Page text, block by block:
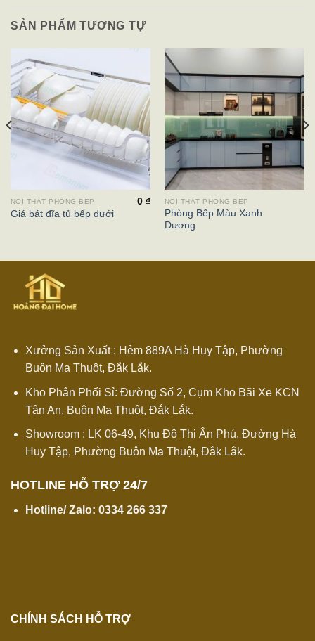
SẢN PHẨM TƯƠNG TỰ
NỘI THẤT PHÒNG BẾP
Giá bát đĩa tủ bếp dưới
0₫ NỘI THẤT PHÒNG BẾP
Phòng Bếp Màu Xanh
Dương
Xưởng Sản Xuất : Hẻm 889A Hà Huy Tập, Phường
Buôn Ma Thuột, Đắk Lắk.
Kho Phân Phối Sỉ: Đường Số 2, Cụm Kho Bãi Xe KCN
Tân An, Buôn Ma Thuột, Đắk Lắk.
Showroom : LK 06-49, Khu Đô Thị Ân Phú, Đường Hà
Huy Tập, Phường Buôn Ma Thuột, Đắk Lắk.
HOTLINE HỖ TRỢ 24/7
Hotline/ Zalo: 0334 266 337
CHÍNH SÁCH HỖ TRỢ